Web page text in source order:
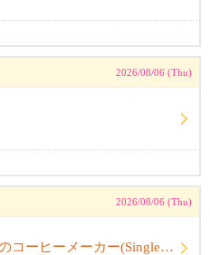
2026/08/06 (Thu)
2026/08/06 (Thu)
キューリグ（Keurig) のコーヒーメーカー(Single Serve Coffee) Maker